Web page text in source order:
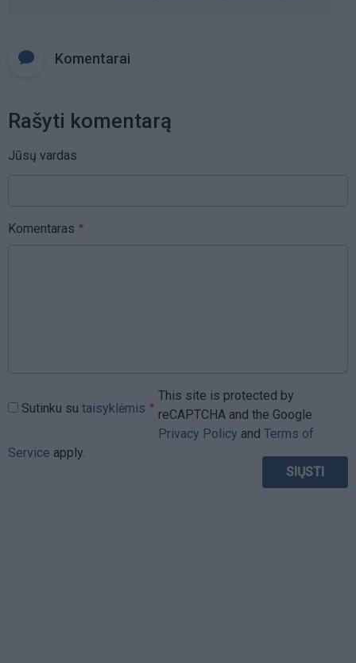
Komentarai
Rašyti komentarą
Jūsų vardas
Komentaras
Sutinku su taisyklėmis
This site is protected by
reCAPTCHA and the Google
Privacy Policy and Terms of
Service apply.